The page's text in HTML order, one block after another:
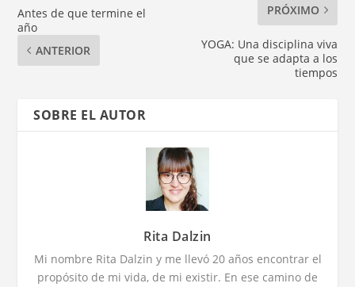
Antes de que termine el
año
ANTERIOR
PRÓXIMO
YOGA: Una disciplina viva
que se adapta a los
tiempos
SOBRE EL AUTOR
Rita Dalzin
Mi nombre Rita Dalzin y me llevó 20 años encontrar el
propósito de mi vida, de mi existir. En ese camino de